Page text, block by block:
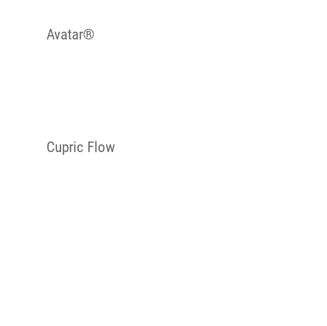
Avatar®
Cupric Flow